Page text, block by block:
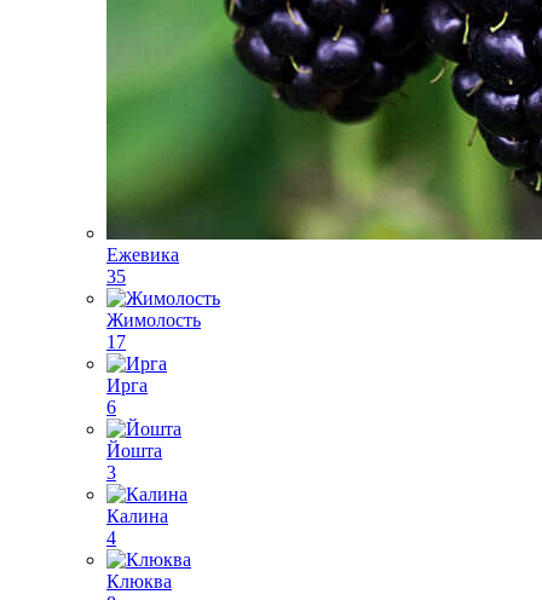
Ежевика
35
Жимолость
17
Ирга
6
Йошта
3
Калина
4
Клюква